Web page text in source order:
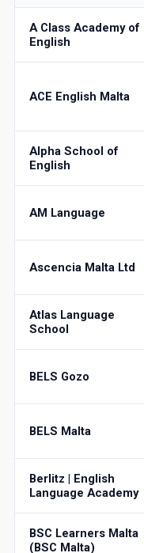
A Class Academy of
English
ACE English Malta
Alpha School of
English
AM Language
Ascencia Malta Ltd
Atlas Language
School
BELS Gozo
BELS Malta
Berlitz | English
Language Academy
BSC Learners Malta
(BSC Malta)